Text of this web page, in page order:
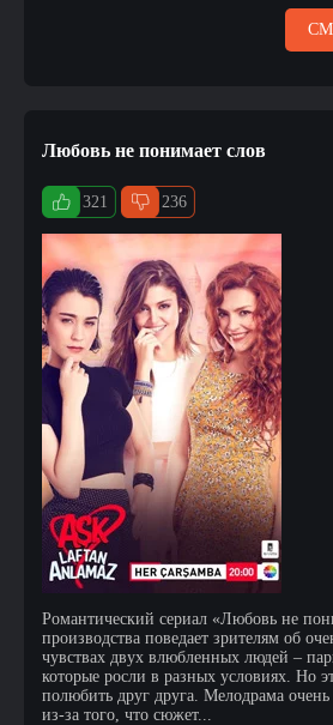
Любовь не понимает слов
321 236
Романтический сериал «Любовь не
производства поведает зрителям об
чувствах двух влюбленных людей –
которые росли в разных условиях. Но
полюбить друг друга. Мелодрама очень
из-за того, что сюжет...